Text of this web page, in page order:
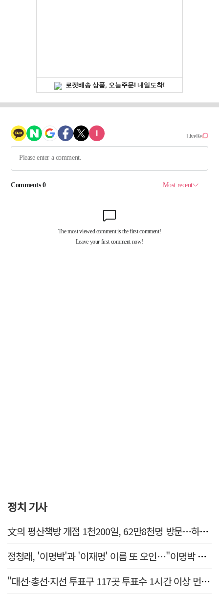
정치 기사
文의 평산책방 개점 1천200일, 62만8천명 방문…하루 평균 500명↑
정청래, '이명박'과 '이재명' 이름 또 오인…"이명박 대통령 임기안에 반도체 제품 출시"
"대선·총선·지선 투표구 117곳 투표수 1시간 이상 먼저 입력"